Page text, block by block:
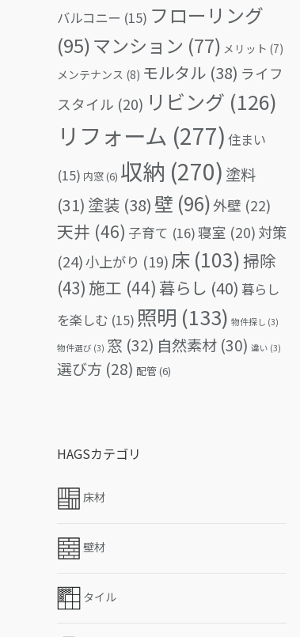
バルコニー (15) フローリング
(95)マンション (77) メリット (7)
メンテナンス (8) モルタル (38) ライフ
スタイル (20) リビング (126)
リフォーム (277) 住まい
(15) 内窓(6) 収納 (270) 塗料
(31) 塗装 (38) 壁 (96)外壁 (22)
天井 (46) 子育て (16)寝室 (20) 対策
(24)小上がり (19) 床 (103)掃除
(43) 施工 (44) 暮らし (40) 暮らし
を楽しむ (15) 照明 (133) 物件探し (3)
物件選び (3) 窓 (32) 自然素材 (30) 違い (3)
選び方 (28) 配管(6)
HAGSカテゴリ
床材
壁材
タイル